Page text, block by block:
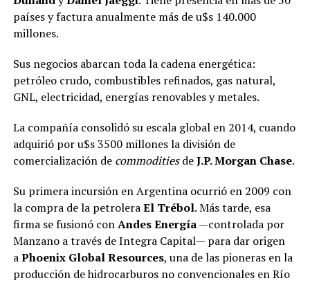
países y factura anualmente más de u$s 140.000
millones.
Sus negocios abarcan toda la cadena energética:
petróleo crudo, combustibles refinados, gas natural,
GNL, electricidad, energías renovables y metales.
La compañía consolidó su escala global en 2014, cuando
adquirió por u$s 3500 millones la división de
comercialización de commoditiesdeJ.P. Morgan Chase.
Su primera incursión en Argentina ocurrió en 2009 con
la compra de la petroleraEl Trébol. Más tarde, esa
firma se fusionó conAndes Energía—controlada por
Manzano a través de Integra Capital— para dar origen
aPhoenix Global Resources, una de las pioneras en la
producción de hidrocarburos no convencionales en Río